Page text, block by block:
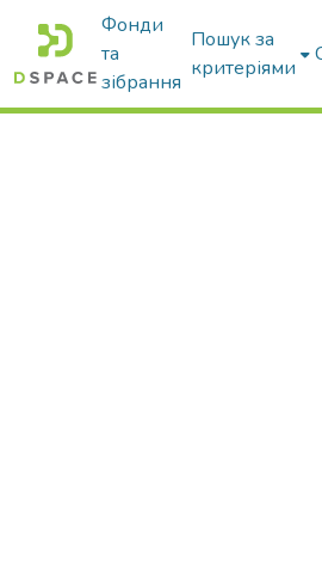
Фонди
та
зібрання
Пошук за
критеріями